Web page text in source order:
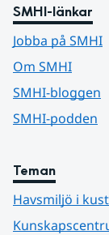
SMHI-länkar
Jobba på SMHI
Om SMHI
SMHI-bloggen
SMHI-podden
Teman
Havsmiljö i